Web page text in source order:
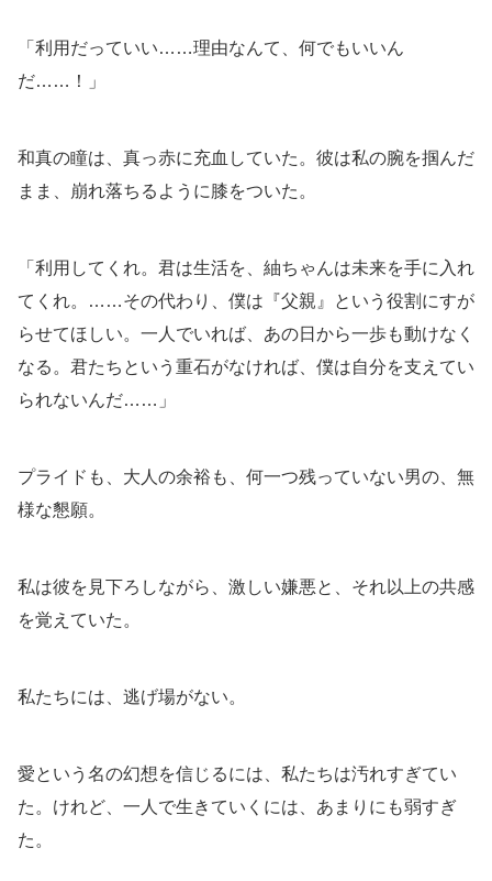
「利用だっていい……理由なんて、何でもいいん
だ……！」
和真の瞳は、真っ赤に充血していた。彼は私の腕を掴んだ
まま、崩れ落ちるように膝をついた。
「利用してくれ。君は生活を、紬ちゃんは未来を手に入れ
てくれ。……その代わり、僕は『父親』という役割にすが
らせてほしい。一人でいれば、あの日から一歩も動けなく
なる。君たちという重石がなければ、僕は自分を支えてい
られないんだ……」
プライドも、大人の余裕も、何一つ残っていない男の、無
様な懇願。
私は彼を見下ろしながら、激しい嫌悪と、それ以上の共感
を覚えていた。
私たちには、逃げ場がない。
愛という名の幻想を信じるには、私たちは汚れすぎてい
た。けれど、一人で生きていくには、あまりにも弱すぎ
た。